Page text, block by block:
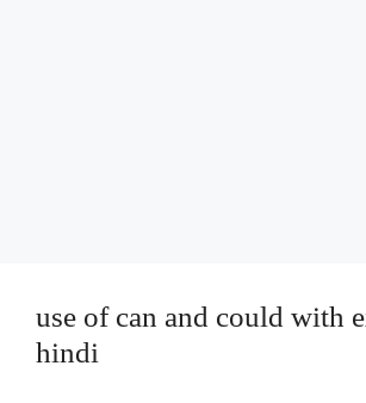
use of can and could with
hindi